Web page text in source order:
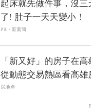
起床就先做件事，沒三
了! 肚子一天天變小！
PR・新素簡
「新又好」的房子在
從動態交易熱區看高雄
房地產